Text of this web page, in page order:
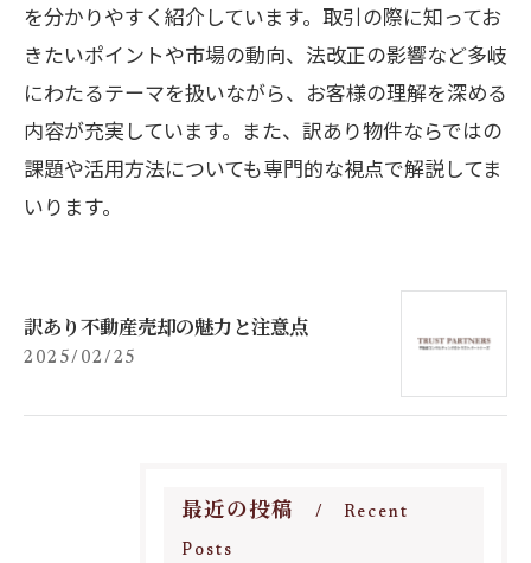
を分かりやすく紹介しています。取引の際に知ってお
きたいポイントや市場の動向、法改正の影響など多岐
にわたるテーマを扱いながら、お客様の理解を深める
内容が充実しています。また、訳あり物件ならではの
課題や活用方法についても専門的な視点で解説してま
いります。
訳あり不動産売却の魅力と注意点
2025/02/25
最近の投稿 Recent
Posts